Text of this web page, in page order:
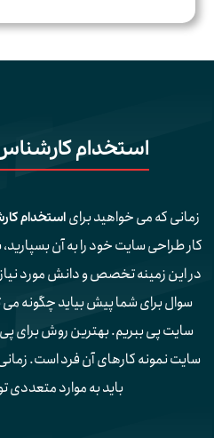
استخدام
زمانی که می خواهید برای استخدام
کار طراحی سایت خود را به آن
در این زمینه تخصص و دانش مورد
سوال برای شما پیش بیاید چگونه
سایت پی ببریم. بهترین روش
سایت نمونه کارهای آن فرد است.
باید به موارد متعددی